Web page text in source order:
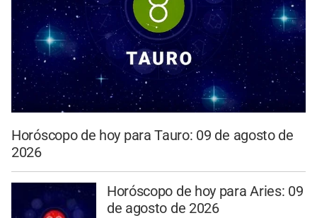
Horóscopo de hoy para Tauro: 09 de agosto de
2026
Horóscopo de hoy para Aries: 09
de agosto de 2026